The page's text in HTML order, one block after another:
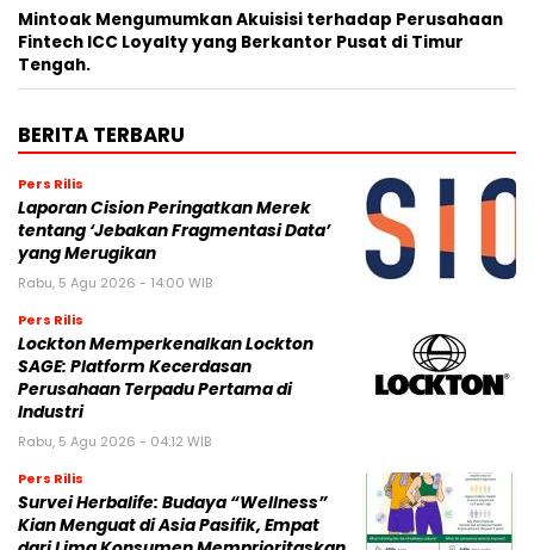
Mintoak Mengumumkan Akuisisi terhadap Perusahaan
Fintech ICC Loyalty yang Berkantor Pusat di Timur
Tengah.
BERITA TERBARU
Pers Rilis
Laporan Cision Peringatkan Merek
tentang ‘Jebakan Fragmentasi Data’
yang Merugikan
Rabu, 5 Agu 2026 - 14:00 WIB
Pers Rilis
Lockton Memperkenalkan Lockton
SAGE: Platform Kecerdasan
Perusahaan Terpadu Pertama di
Industri
Rabu, 5 Agu 2026 - 04:12 WIB
Pers Rilis
Survei Herbalife: Budaya “Wellness”
Kian Menguat di Asia Pasifik, Empat